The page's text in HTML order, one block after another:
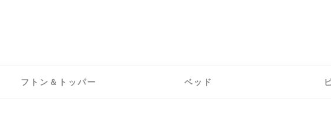
フトン＆トッパー ベッド